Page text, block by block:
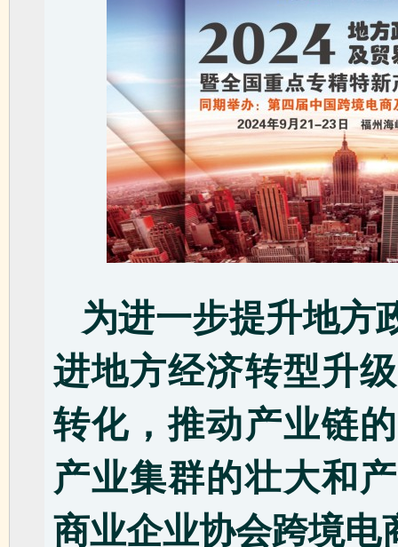
为进一步提升地方
进地方经济转型升
转化，推动产业链
产业集群的壮大和
商业企业协会跨境电